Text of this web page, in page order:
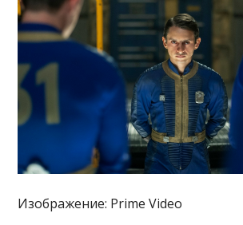
Изображение: Prime Video